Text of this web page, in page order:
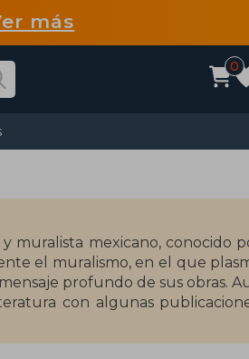
más
0
muralista mexicano, conocido
el muralismo, en el que
profundo de sus obras.
con algunas
se encuentran sus murales en
su arte y su visión del